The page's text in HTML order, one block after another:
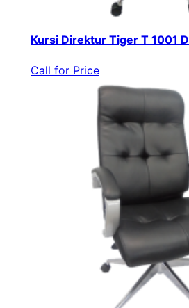
Kursi Direktur Tiger T 1001 D
Call for Price